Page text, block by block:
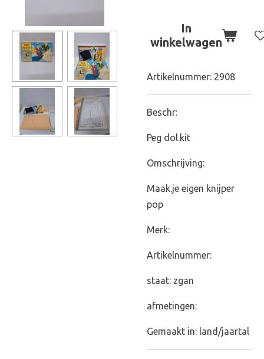
In
winkelwagen
Artikelnummer: 2908
Beschr:
Peg dol.kit
Omschrijving:
Maak.je eigen knijper
pop
Merk:
Artikelnummer:
staat: zgan
afmetingen:
Gemaakt in: land/jaartal